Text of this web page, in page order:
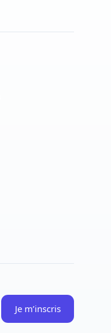
Je m’inscris